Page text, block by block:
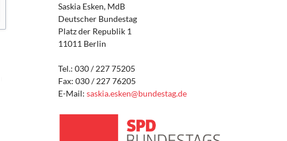
Saskia Esken, MdB
Deutscher Bundestag
Platz der Republik 1
11011 Berlin
Tel.: 030 / 227 75205
Fax: 030 / 227 76205
E-Mail:saskia.esken@bundestag.de